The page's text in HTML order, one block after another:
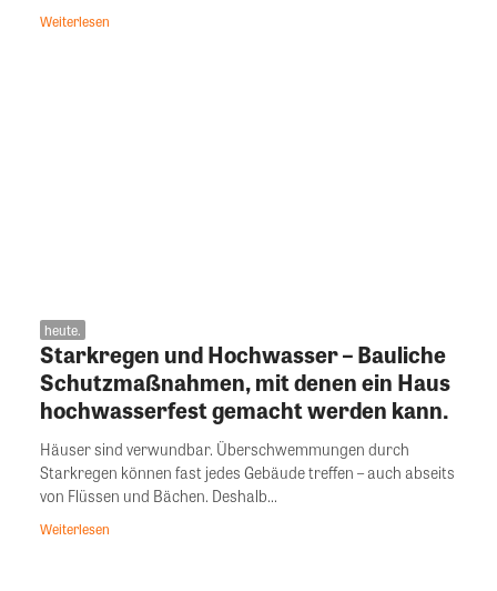
Weiterlesen
heute.
Starkregen und Hochwasser – Bauliche
Schutzmaßnahmen, mit denen ein Haus
hochwasserfest gemacht werden kann.
Häuser sind verwundbar. Überschwemmungen durch
Starkregen können fast jedes Gebäude treffen – auch abseits
von Flüssen und Bächen. Deshalb...
Weiterlesen